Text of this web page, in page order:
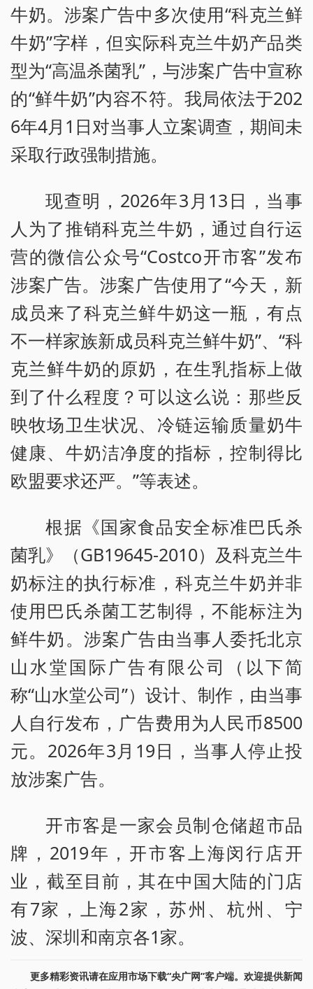
牛奶。涉案广告中多次使用“科克兰鲜
牛奶”字样，但实际科克兰牛奶产品类
型为“高温杀菌乳”，与涉案广告中宣称
的“鲜牛奶”内容不符。我局依法于202
6年4月1日对当事人立案调查，期间未
采取行政强制措施。
现查明，2026年3月13日，当事
人为了推销科克兰牛奶，通过自行运
营的微信公众号“Costco开市客”发布
涉案广告。涉案广告使用了“今天，新
成员来了科克兰鲜牛奶这一瓶，有点
不一样家族新成员科克兰鲜牛奶”、“科
克兰鲜牛奶的原奶，在生乳指标上做
到了什么程度？可以这么说：那些反
映牧场卫生状况、冷链运输质量奶牛
健康、牛奶洁净度的指标，控制得比
欧盟要求还严。”等表述。
根据《国家食品安全标准巴氏杀
菌乳》（GB19645-2010）及科克兰牛
奶标注的执行标准，科克兰牛奶并非
使用巴氏杀菌工艺制得，不能标注为
鲜牛奶。涉案广告由当事人委托北京
山水堂国际广告有限公司（以下简
称“山水堂公司”）设计、制作，由当事
人自行发布，广告费用为人民币8500
元。2026年3月19日，当事人停止投
放涉案广告。
开市客是一家会员制仓储超市品
牌，2019年，开市客上海闵行店开
业，截至目前，其在中国大陆的门店
有7家，上海2家，苏州、杭州、宁
波、深圳和南京各1家。
更多精彩资讯请在应用市场下载“央广网”客户端。欢迎提供新闻